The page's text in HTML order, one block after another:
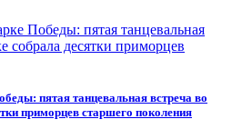
пятая танцевальная встреча во
приморцев старшего поколения